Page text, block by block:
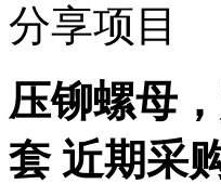
分享项目
压铆螺母
套 近期采